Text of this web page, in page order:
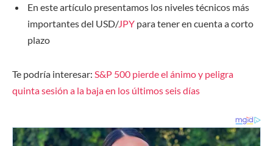
En este artículo presentamos los niveles técnicos más
importantes del USD/JPY para tener en cuenta a corto
plazo
Te podría interesar: S&P 500 pierde el ánimo y peligra
quinta sesión a la baja en los últimos seis días